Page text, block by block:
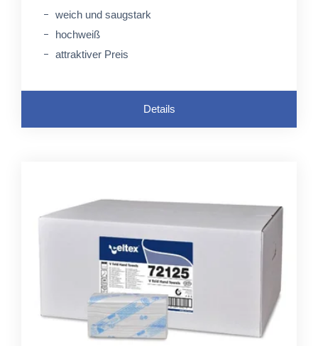
weich und saugstark
hochweiß
attraktiver Preis
Details